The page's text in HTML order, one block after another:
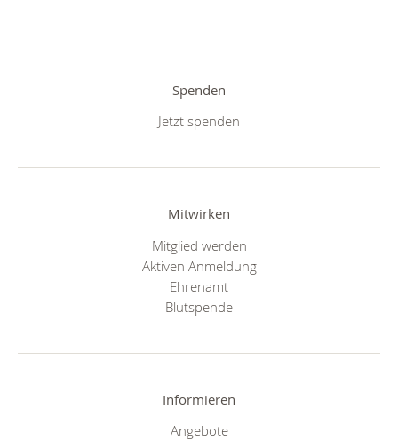
Spenden
Jetzt spenden
Mitwirken
Mitglied werden
Aktiven Anmeldung
Ehrenamt
Blutspende
Informieren
Angebote